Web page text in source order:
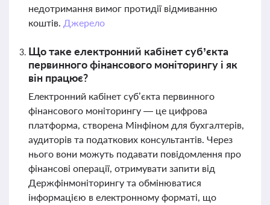
недотримання вимог протидії відмиванню
коштів. Джерело
Що таке електронний кабінет суб’єкта
первинного фінансового моніторингу і як
він працює?
Електронний кабінет суб’єкта первинного
фінансового моніторингу — це цифрова
платформа, створена Мінфіном для бухгалтерів,
аудиторів та податкових консультантів. Через
нього вони можуть подавати повідомлення про
фінансові операції, отримувати запити від
Держфінмоніторингу та обмінюватися
інформацією в електронному форматі, що